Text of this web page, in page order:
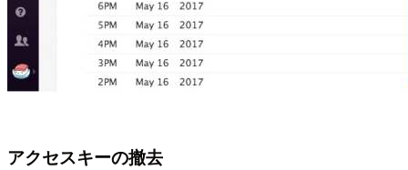
アクセスキーの撤去